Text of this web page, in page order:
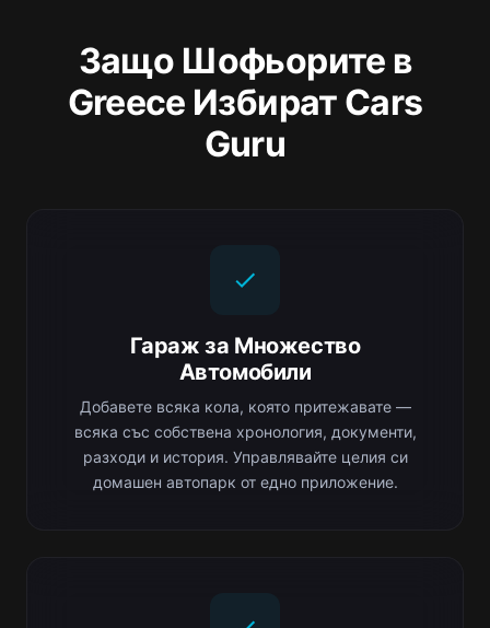
Защо Шофьорите в
Greece Избират Cars
Guru
Гараж за Множество
Автомобили
Добавете всяка кола, която притежавате —
всяка със собствена хронология, документи,
разходи и история. Управлявайте целия си
домашен автопарк от едно приложение.